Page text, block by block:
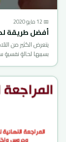
📅 12 مايو 2020
أفضل طريقة
يتعرض الكثير من
بسببها لحالةٍ نفسيةٍ